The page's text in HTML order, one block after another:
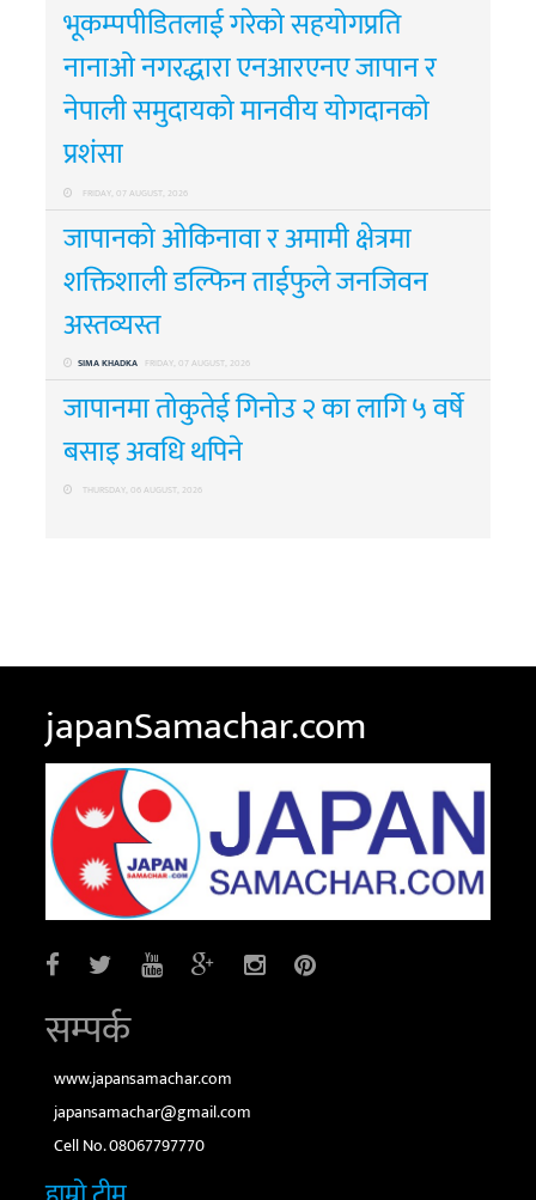
भूकम्पपीडितलाई गरेको सहयोगप्रति
नानाओ नगरद्धारा एनआरएनए जापान र
नेपाली समुदायको मानवीय योगदानको
प्रशंसा
FRIDAY, 07 AUGUST, 2026
जापानको ओकिनावा र अमामी क्षेत्रमा
शक्तिशाली डल्फिन ताईफुले जनजिवन
अस्तव्यस्त
SIMA KHADKA FRIDAY, 07 AUGUST, 2026
जापानमा तोकुतेई गिनोउ २ का लागि ५ वर्षे
बसाइ अवधि थपिने
THURSDAY, 06 AUGUST, 2026
japanSamachar.com
सम्पर्क
www.japansamachar.com
japansamachar@gmail.com
Cell No. 08067797770